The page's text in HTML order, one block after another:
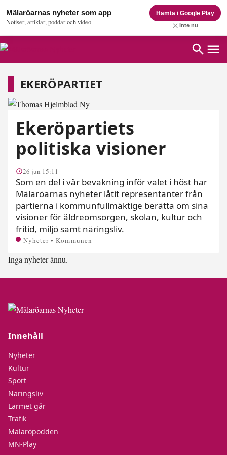
Mälaröarnas nyheter som app
Notiser, artiklar, poddar och video
Hämta i Google Play
Inte nu
Ekeröpartiet
EKERÖPARTIET
Ekeröpartiets
politiska visioner
26 jun 15:11
Som en del i vår bevakning inför valet i höst har
Mälaröarnas nyheter låtit representanter från
partierna i kommunfullmäktige berätta om sina
visioner för äldreomsorgen, skolan, kultur och
fritid, miljö samt näringsliv.
Nyheter • Kommunen
Inga nyheter ännu.
Innehåll
Nyheter
Kultur
Sport
Näringsliv
Larmet går
Trafik
Mälaröpodden
MN-Play